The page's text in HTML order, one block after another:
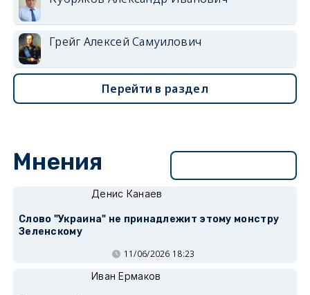
Грейг Алексей Самуилович
Перейти в раздел
Мнения
Денис Канаев
Слово "Украина" не принадлежит этому монстру
Зеленскому
11/06/2026 18:23
Иван Ермаков